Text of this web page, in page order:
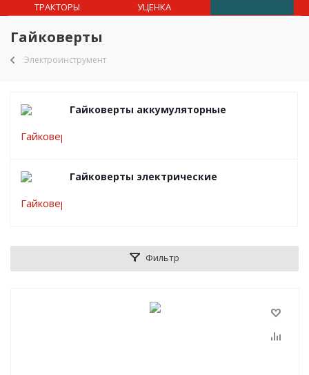
ТРАКТОРЫ УЦЕНКА
Гайковерты
Электроинструмент
Гайковерты аккумуляторные
Гайковерты электрические
Фильтр